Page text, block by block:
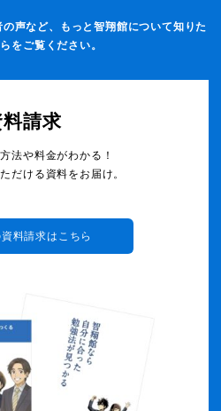
声など、もっと智翔館について知りた
をご覧ください。
料請求
法や料金がわかる！
だける資料をお届け。
料請求はこちら